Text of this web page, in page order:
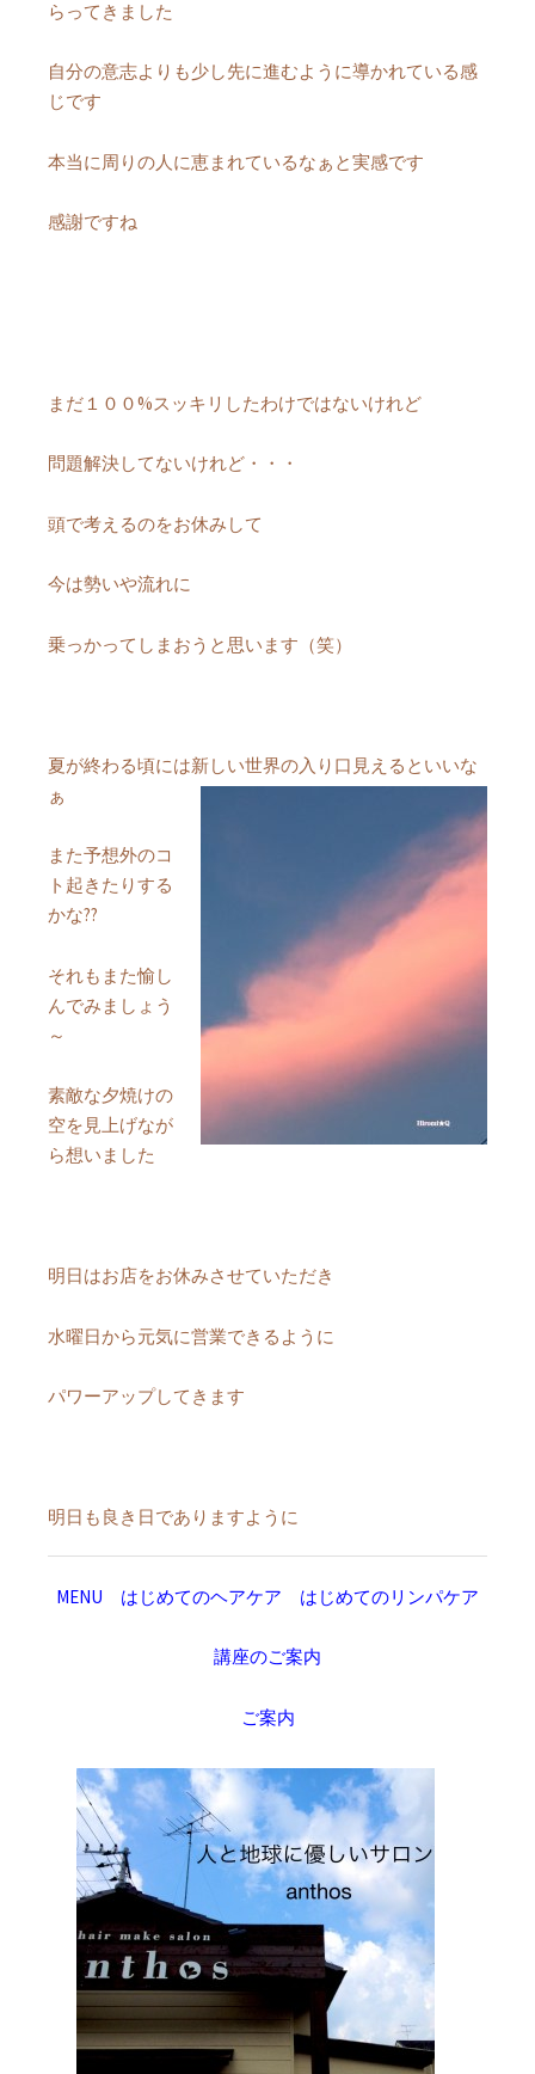
らってきました
自分の意志よりも少し先に進むように導かれている感
じです
本当に周りの人に恵まれているなぁと実感です
感謝ですね
まだ１００%スッキリしたわけではないけれど
問題解決してないけれど・・・
頭で考えるのをお休みして
今は勢いや流れに
乗っかってしまおうと思います（笑）
夏が終わる頃には新しい世界の入り口見えるといいな
ぁ
また予想外のコ
ト起きたりする
かな??
それもまた愉し
んでみましょう
～
素敵な夕焼けの
空を見上げなが
ら想いました
明日はお店をお休みさせていただき
水曜日から元気に営業できるように
パワーアップしてきます
明日も良き日でありますように
MENU はじめてのヘアケア はじめてのリンパケア
講座のご案内
ご案内